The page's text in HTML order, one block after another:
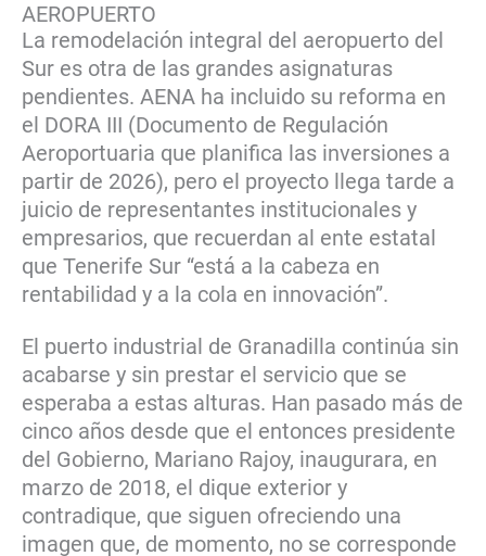
AEROPUERTO
La remodelación integral del aeropuerto del
Sur es otra de las grandes asignaturas
pendientes. AENA ha incluido su reforma en
el DORA III (Documento de Regulación
Aeroportuaria que planifica las inversiones a
partir de 2026), pero el proyecto llega tarde a
juicio de representantes institucionales y
empresarios, que recuerdan al ente estatal
que Tenerife Sur “está a la cabeza en
rentabilidad y a la cola en innovación”.
El puerto industrial de Granadilla continúa sin
acabarse y sin prestar el servicio que se
esperaba a estas alturas. Han pasado más de
cinco años desde que el entonces presidente
del Gobierno, Mariano Rajoy, inaugurara, en
marzo de 2018, el dique exterior y
contradique, que siguen ofreciendo una
imagen que, de momento, no se corresponde